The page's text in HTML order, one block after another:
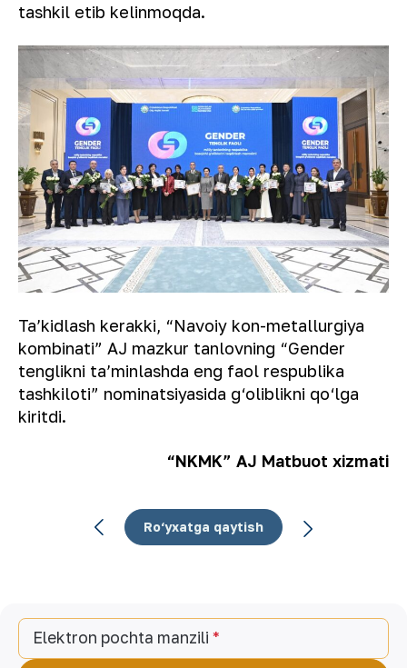
tashkil etib kelinmoqda.
Taʼkidlash kerakki, “Navoiy kon-metallurgiya
kombinati” AJ mazkur tanlovning “Gender
tenglikni taʼminlashda eng faol respublika
tashkiloti” nominatsiyasida g‘oliblikni qo‘lga
kiritdi.
“NKMK” AJ Matbuot xizmati
Ro‘yxatga qaytish
Elektron pochta manzili